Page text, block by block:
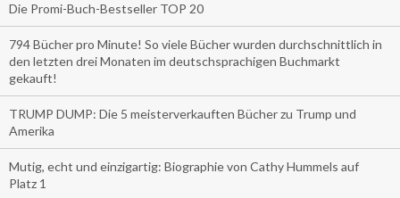
Die Promi-Buch-Bestseller TOP 20
794 Bücher pro Minute! So viele Bücher wurden durchschnittlich in
den letzten drei Monaten im deutschsprachigen Buchmarkt
gekauft!
TRUMP DUMP: Die 5 meisterverkauften Bücher zu Trump und
Amerika
Mutig, echt und einzigartig: Biographie von Cathy Hummels auf
Platz 1